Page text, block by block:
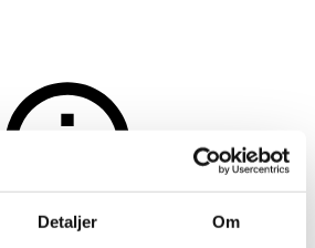
Detaljer Om
Auktionen er afsluttet